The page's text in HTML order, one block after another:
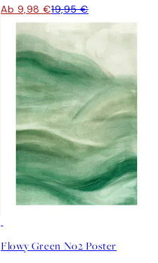
Ab 9,98 €19,95 €
Flowy Green No2 Poster